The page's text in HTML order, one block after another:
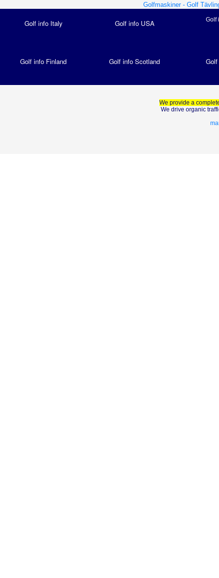
Golfmaskiner - Golf
Golf info Italy Golf info USA Golf
Golf info Finland Golf info Scotland
We provide a
We drive organic